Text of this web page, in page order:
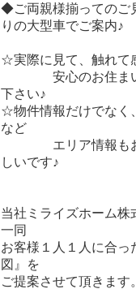
◆ご両親様揃ってのご
りの大型車でご案内♪
☆実際に見て、触れて
安心のお住まい
下さい♪
☆物件情報だけでなく
など
エリア情報もお
しいです♪
当社ミライズホーム
一同
お客様１人１人に合っ
図』を
ご提案させて頂きます。